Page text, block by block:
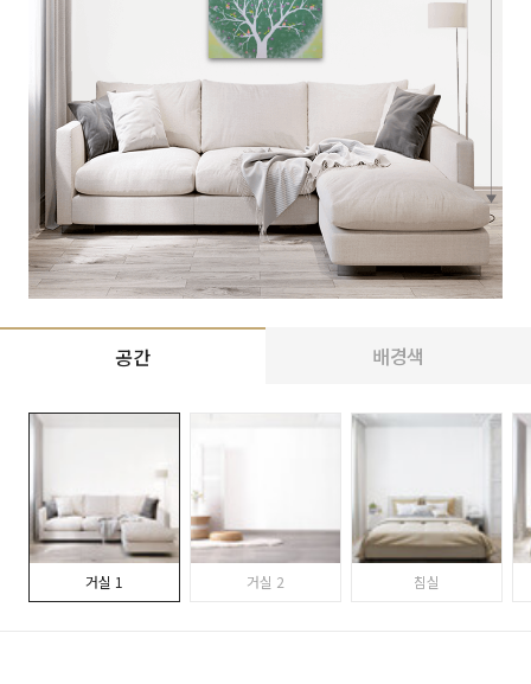
공간 배경색
거실 1 거실 2 침실